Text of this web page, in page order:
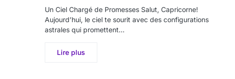
Un Ciel Chargé de Promesses Salut, Capricorne!
Aujourd’hui, le ciel te sourit avec des configurations
astrales qui promettent…
Lire plus